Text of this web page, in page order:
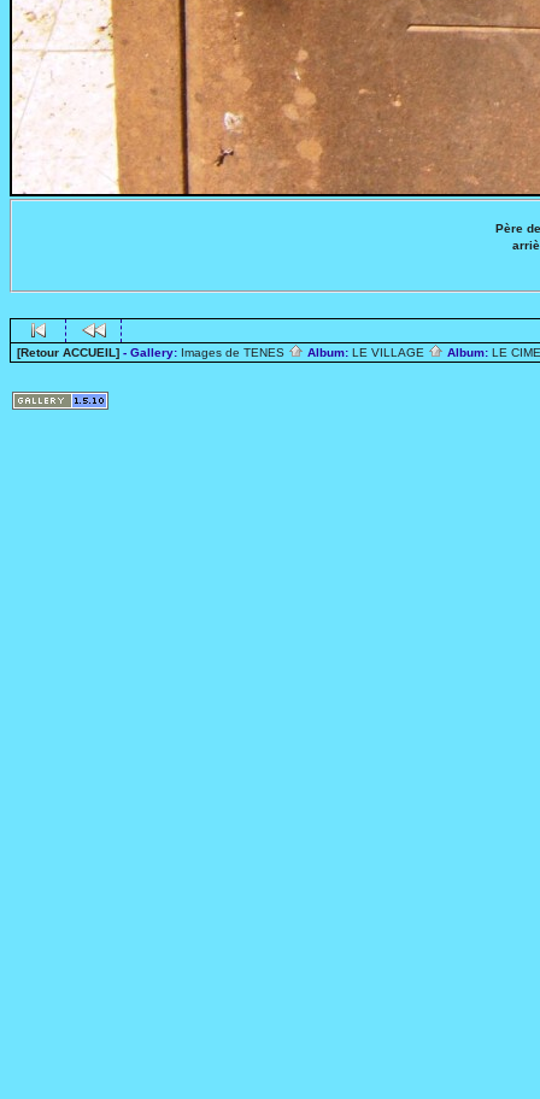
Père
[Retour ACCUEIL] - Gallery: Images de TENES Album: LE VILLAGE Album: LE